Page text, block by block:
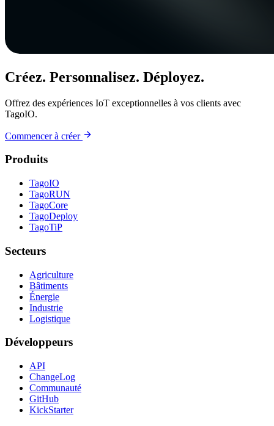
Créez. Personnalisez. Déployez.
Offrez des expériences IoT exceptionnelles à vos clients avec
TagoIO.
Commencer à créer
Produits
TagoIO
TagoRUN
TagoCore
TagoDeploy
TagoTiP
Secteurs
Agriculture
Bâtiments
Énergie
Industrie
Logistique
Développeurs
API
ChangeLog
Communauté
GitHub
KickStarter